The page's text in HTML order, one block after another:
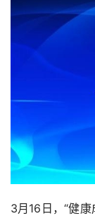
3月16日，“健